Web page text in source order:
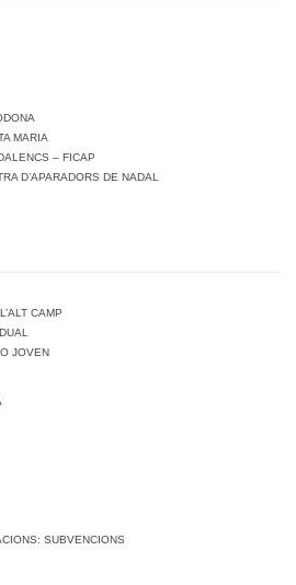
MARIA
– FICAP
D’APARADORS DE NADAL
CAMP
JOVEN
SUBVENCIONS